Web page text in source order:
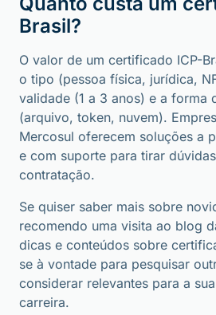
Brasil?
O valor de um certificado ICP-
o tipo (pessoa física, jurídica,
validade (1 a 3 anos) e a forma
(arquivo, token, nuvem).
Mercosul oferecem soluções a
e com suporte para tirar
contratação.
Se quiser saber mais sobre
recomendo uma visita ao blog
dicas e conteúdos sobre
se à vontade para pesquisar
considerar relevantes para a
carreira.